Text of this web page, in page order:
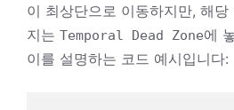
이 최상단으로 이동하지만, 해
지는 Temporal Dead Zone에
이를 설명하는 코드 예시입니다: